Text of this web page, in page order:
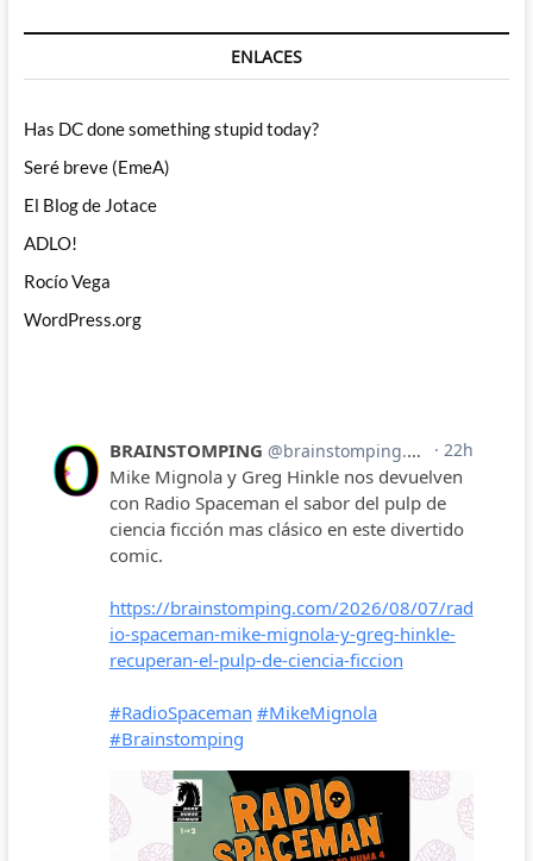
ENLACES
Has DC done something stupid today?
Seré breve (EmeA)
El Blog de Jotace
ADLO!
Rocío Vega
WordPress.org